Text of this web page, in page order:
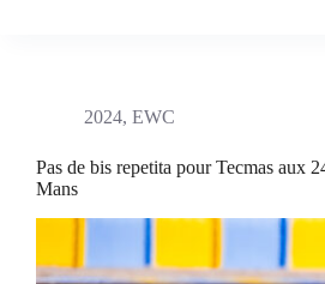
2024, EWC
Pas de bis repetita pour Tecmas aux
Mans